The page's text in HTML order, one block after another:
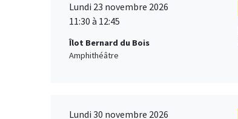
Lundi 23 novembre 2026
11:30 à 12:45
Îlot Bernard du Bois
Amphithéâtre
Lundi 30 novembre 2026